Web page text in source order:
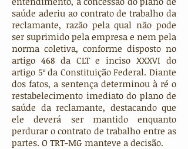
saúde aderiu ao contrato de trabalho da
reclamante, razão pela qual não pode
ser suprimido pela empresa e nem pela
norma coletiva, conforme disposto no
artigo 468 da CLT e inciso XXXVI do
artigo 5º da Constituição Federal. Diante
dos fatos, a sentença determinou à ré o
restabelecimento imediato do plano de
saúde da reclamante, destacando que
ele deverá ser mantido enquanto
perdurar o contrato de trabalho entre as
partes. O TRT-MG manteve a decisão.